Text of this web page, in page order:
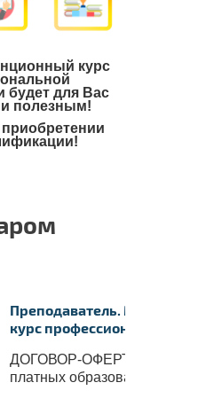
курс
будет для Вас
полезным!
Преподаватель. Методист
курс профессиональной
ДОГОВОР-ОФЕРТА на
платных образоват..